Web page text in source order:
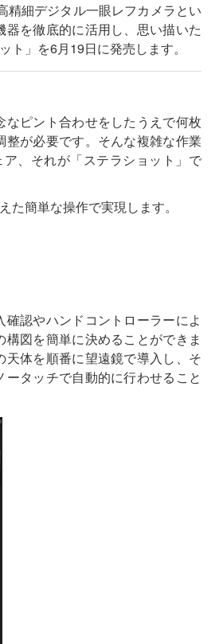
精細デジタル一眼レフカメラとい
を徹底的に活用し、思い描いた
」を6月19日に発売します。
ピント合わせをしたうえで何枚
が必要です。そんな複雑な作業
、それが「ステラショット」で
簡単な操作で実現します。
認やハンドコントローラーによ
図を簡単に決めることができま
体を順番に望遠鏡で導入し、そ
タッチで自動的に行わせること